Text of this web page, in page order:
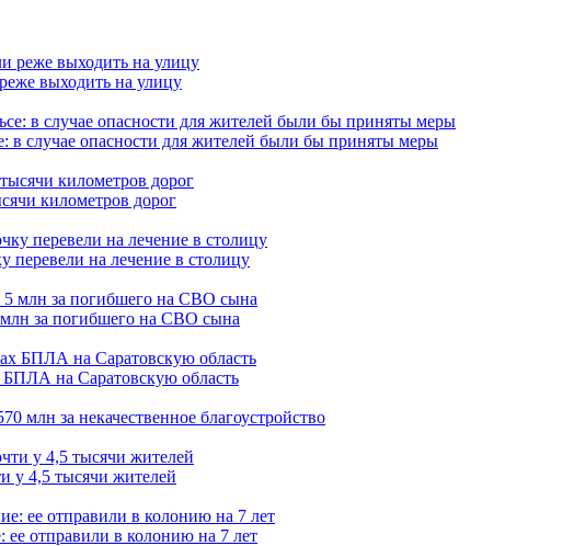
выходить на улицу
в случае опасности для жителей были бы приняты меры
километров дорог
перевели на лечение в столицу
за погибшего на СВО сына
БПЛА на Саратовскую область
млн за некачественное благоустройство
у 4,5 тысячи жителей
ее отправили в колонию на 7 лет